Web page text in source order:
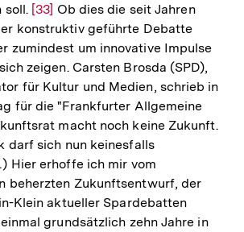
soll. Zur
Auflösung
der
Fußnote
[33] Ob dies die seit Jahren
konstruktiv geführte Debatte
zumindest um innovative Impulse
zeigen. Carsten Brosda (SPD),
für Kultur und Medien, schrieb in
für die "Frankfurter Allgemeine
macht noch keine Zukunft.
darf sich nun keinesfalls
Hier erhoffe ich mir vom
beherzten Zukunftsentwurf, der
Klein aktueller Spardebatten
grundsätzlich zehn Jahre in